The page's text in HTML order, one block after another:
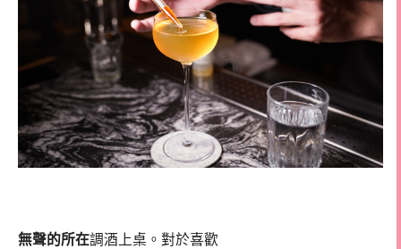
無聲的所在調酒上桌。對於喜歡